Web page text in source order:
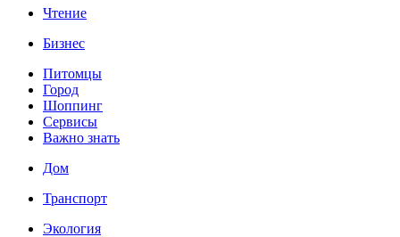
Чтение
Бизнес
Питомцы
Город
Шоппинг
Сервисы
Важно знать
Дом
Транспорт
Экология